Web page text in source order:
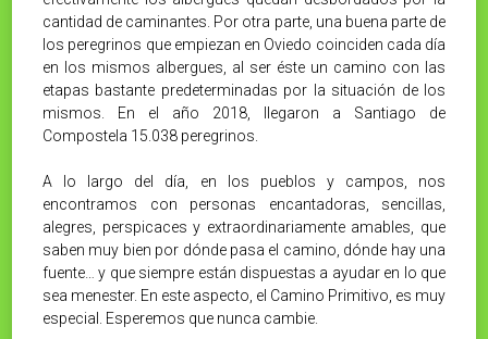
cantidad de caminantes. Por otra parte, una buena parte de
los peregrinos que empiezan en Oviedo coinciden cada día
en los mismos albergues, al ser éste un camino con las
etapas bastante predeterminadas por la situación de los
mismos. En el año 2018, llegaron a Santiago de
Compostela 15.038 peregrinos.
A lo largo del día, en los pueblos y campos, nos
encontramos con personas encantadoras, sencillas,
alegres, perspicaces y extraordinariamente amables, que
saben muy bien por dónde pasa el camino, dónde hay una
fuente… y que siempre están dispuestas a ayudar en lo que
sea menester. En este aspecto, el Camino Primitivo, es muy
especial. Esperemos que nunca cambie.